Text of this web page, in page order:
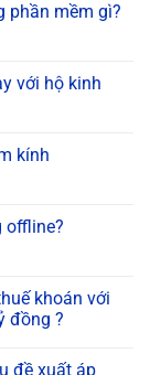
phần mềm gì?
với hộ kinh
kính
offline?
khoán với
đồng ?
đề xuất áp